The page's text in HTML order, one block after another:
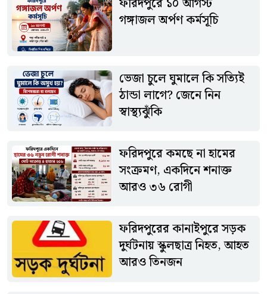
বিরাজ করছে। ভক্তদের অংশগ্রহণে কর্মসূচিটি ধর্মীয় আবহে অনুষ্ঠিত
হবে বলে জানিয়েছেন আয়োজকরা।আয়োজক কমিটির পক্ষ থেকে
ধর্মপ্রাণ সনাতন ধর্মাবলম্বীদের যথাসময়ে উপস্থিত হয়ে গঙ্গাজল অর্পণ
গঙ্গাজল অর্পণ কর্মসূচি
ভেজা চুলে ঘুমালে কি সত্যিই
ঠান্ডা লাগে? জেনে নিন
স্বাস্থ্যঝুঁকি
ফরিদপুরে কমছে না হামের
সংক্রমণ, একদিনে শনাক্ত
আরও ৩৬ রোগী
ফরিদপুরের কানাইপুরে সড়ক
দুর্ঘটনায় স্কুলছাত্র নিহত, আহত
আরও তিনজন